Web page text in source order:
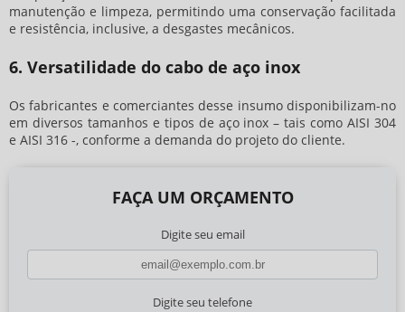
manutenção e limpeza, permitindo uma conservação facilitada
e resistência, inclusive, a desgastes mecânicos.
6. Versatilidade do cabo de aço inox
Os fabricantes e comerciantes desse insumo disponibilizam-no
em diversos tamanhos e tipos de aço inox – tais como AISI 304
e AISI 316 -, conforme a demanda do projeto do cliente.
FAÇA UM ORÇAMENTO
Digite seu email
Digite seu telefone